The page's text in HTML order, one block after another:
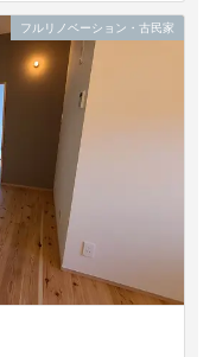
フルリノベーション・古民家